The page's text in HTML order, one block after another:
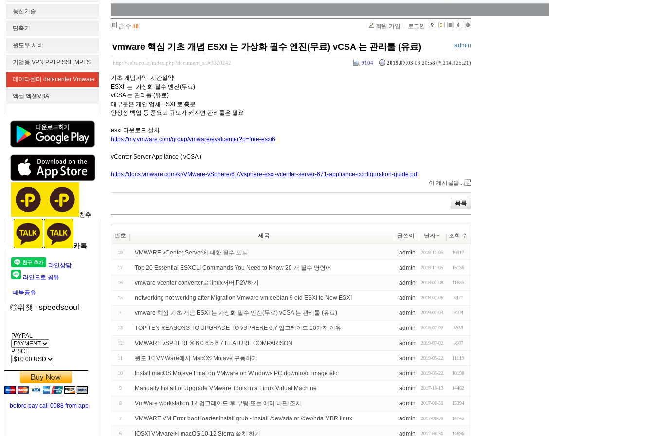
통신기술
단축키
윈도우 서버
기업용 VPN PPTP SSL MPLS
데이타센터 datacenter Vmware
엑셀 엑셀VBA
친추
카톡
라인상담
라인으로 공유
페북공유
◎위챗 : speedseoul
PAYPAL
PRICE
before pay call 0088 from app
글 수 18 회원 가입 로그인
vmware 핵심 기초 개념 ESXI 는 가상화 필수 엔진(무료) vCSA 는 관리툴 (유료) admin
http://webs.co.kr/index.php?document_srl=3320242 2019.07.03 08:20:58 (*.214.125.21)
9104
기초 개념파악 시간절약
ESXI 는 가상화 필수 엔진(무료)
vCSA 는 관리툴 (유료)
대부분은 개인 업체 ESXI 로 충분
안정성 백업 등 중요도 규모가 커지면 관리툴은 필요
esxi 다운로드 설치
https://my.vmware.com/group/vmware/evalcenter?p=free-esxi6
vCenter Server Appliance ( vCSA )
https://docs.vmware.com/kr/VMware-vSphere/6.7/vsphere-esxi-vcenter-server-671-appliance-configuration-guide.pdf
이 게시물을...
목록
번호 제목 글쓴이 날짜 조회 수
18 VMWARE vCenter Server에 대한 필수 포트 admin 2019-11-05 10917
17 Top 20 Essential ESXCLI Commands You Need to Know 20 개 필수 명령어 admin 2019-11-05 15136
16 vmware vcenter converter로 linux서버 P2V하기 admin 2019-07-08 11685
15 networking not working after Migration Vmware vm debian 9 old ESXI to New ESXI admin 2019-07-06 8471
vmware 핵심 기초 개념 ESXI 는 가상화 필수 엔진(무료) vCSA 는 관리툴 (유료) admin 2019-07-03 9104
13 TOP TEN REASONS TO UPGRADE TO vSPHERE 6.7 업그레이드 10가지 이유 admin 2019-07-02 8933
12 VMWARE vSPHERE® 6.0 6.5 6.7 FEATURE COMPARISON admin 2019-07-02 8607
11 윈도 10 VMWare에서 MacOS Mojave 구동하기 admin 2019-05-22 11119
10 Install macOS Mojave Final on VMware on Windows PC download image etc admin 2019-05-22 10198
9 Manually Install or Upgrade VMware Tools in a Linux Virtual Machine admin 2017-10-13 14462
8 VmWare workstation 12 업그레이드 후 부팅 또는 에러 나면 조치 admin 2017-08-30 15394
7 VMWARE VM Error boot loader install grub - install /dev/sda or /dev/hda MBR linux admin 2017-08-30 14745
6 [OSX] VMware에 macOS 10.12 Sierra 설치 하기 admin 2017-08-30 14696